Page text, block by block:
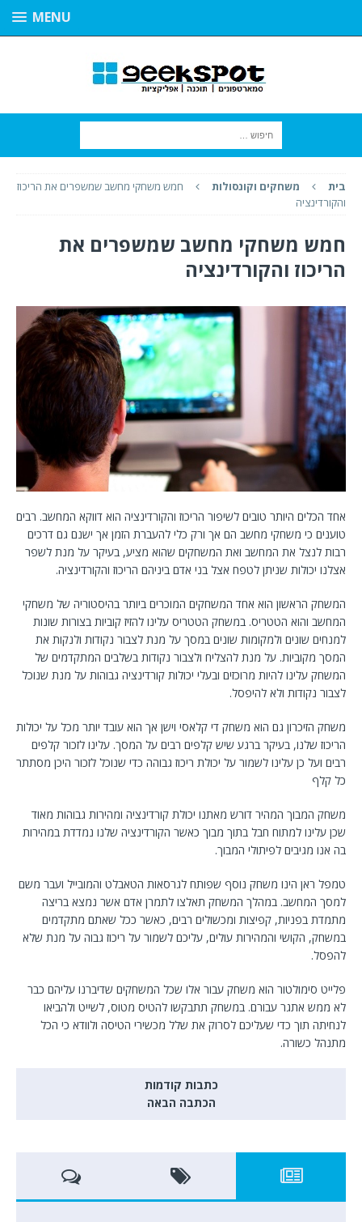
MENU
בית משחקים וקונסולות
חמש משחקי מחשב שמשפרים את הריכוז
והקורדינציה
חמש משחקי מחשב שמשפרים את
הריכוז והקורדינציה
אחד הכלים היותר טובים לשיפור הריכוז והקורדינציה הוא דווקא המחשב. רבים
טוענים כי משחקי מחשב הם אך ורק כלי להעברת הזמן אך ישנם גם דרכים
רבות לנצל את המחשב ואת המשחקים שהוא מציע, בעיקר על מנת לשפר
אצלנו יכולות שניתן לטפח אצל בני אדם ביניהם הריכוז והקורדינציה.
המשחק הראשון הוא אחד המשחקים המוכרים ביותר בהיסטוריה של משחקי
המחשב והוא הטטריס. במשחק הטטריס עלינו להזיז קוביות בצורות שונות
למנחים שונים ולמקומות שונים במסך על מנת לצבור נקודות ולנקות את
המסך מקוביות. על מנת להצליח ולצבור נקודות בשלבים המתקדמים של
המשחק עלינו להיות מרוכזים ובעלי יכולות קורדינציה גבוהות על מנת שנוכל
לצבור נקודות ולא להיפסל.
משחק הזיכרון גם הוא משחק די קלאסי וישן אך הוא עובד יותר מכל על יכולות
הריכוז שלנו, בעיקר ברגע שיש קלפים רבים על המסך. עלינו לזכור קלפים
רבים ועל כן עלינו לשמור על יכולת ריכוז גבוהה כדי שנוכל לזכור היכן מסתתר
כל קלף
משחק המבוך המהיר דורש מאתנו יכולת קורדינציה ומהירות גבוהות מאוד
שכן עלינו למתוח חבל בתוך מבוך כאשר הקורדינציה שלנו נמדדת במהירות
בה אנו מגיבים לפיתולי המבוך.
טמפל ראן הינו משחק נוסף שפותח לגרסאות הטאבלט והמובייל ועבר משם
למסך המחשב. במהלך המשחק תאלצו לתמרן אדם אשר נמצא בריצה
מתמדת בפניות, קפיצות ומכשולים רבים, כאשר ככל שאתם מתקדמים
במשחק, הקושי והמהירות עולים, עליכם לשמור על ריכוז גבוה על מנת שלא
להפסל.
פלייט סימולטור הוא משחק עבור אלו שכל המשחקים שדיברנו עליהם כבר
לא ממש אתגר עבורם. במשחק תתבקשו להטיס מטוס, לשייט ולהביאו
לנחיתה תוך כדי שעליכם לסרוק את שלל מכשירי הטיסה ולוודא כי הכל
מתנהל כשורה.
כתבות קודמות
הכתבה הבאה